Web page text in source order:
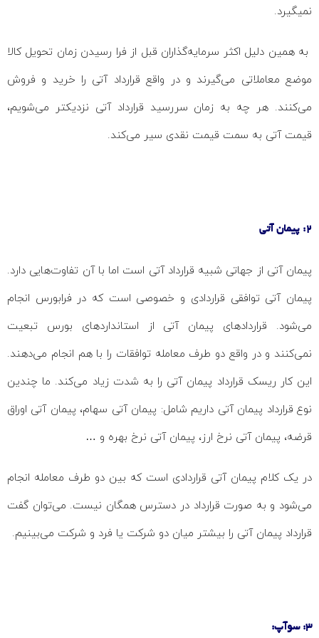
نمیگیرد.
به همین دلیل اکثر سرمایه‌گذاران قبل از فرا رسیدن زمان تحویل کالا
موضع معاملاتی می‌گیرند و در واقع قرارداد آتی را خرید و فروش
می‌کنند. هر چه به زمان سررسید قرارداد آتی نزدیکتر می‌شویم،
قیمت آتی به سمت قیمت نقدی سیر می‌کند.
2: پیمان آتی
پیمان آتی از جهاتی شبیه قرارداد آتی است اما با آن تفاوت‌هایی دارد.
پیمان آتی توافقی قراردادی و خصوصی است که در فرابورس انجام
می‌شود. قراردادهای پیمان آتی از استانداردهای بورس تبعیت
نمی‌کنند و در واقع دو طرف معامله توافقات را با هم انجام می‌دهند.
این کار ریسک قرارداد پیمان آتی را به شدت زیاد می‌کند. ما چندین
نوع قرارداد پیمان آتی داریم شامل: پیمان آتی سهام، پیمان آتی اوراق
قرضه، پیمان آتی نرخ ارز، پیمان آتی نرخ بهره و …
در یک کلام پیمان آتی قراردادی است که بین دو طرف معامله انجام
می‌شود و به صورت قرارداد در دسترس همگان نیست. می‌توان گفت
قرارداد پیمان آتی را بیشتر میان دو شرکت یا فرد و شرکت می‌بینیم.
3: سوآپ: